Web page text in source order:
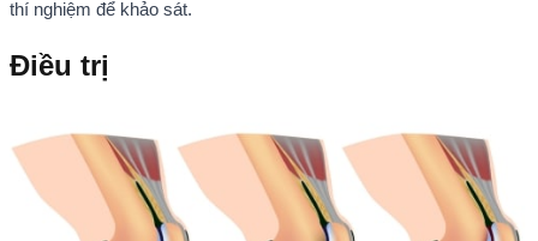
thí nghiệm để khảo sát.
Điều trị